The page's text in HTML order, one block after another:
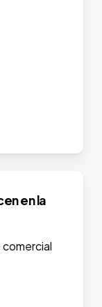
en la